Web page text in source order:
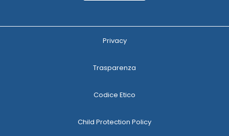
Privacy
Trasparenza
Codice Etico
Child Protection Policy